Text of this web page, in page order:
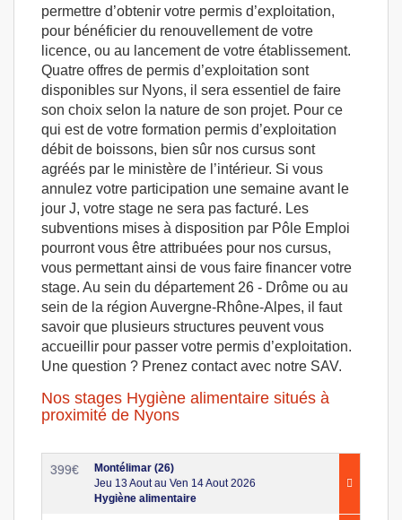
permettre d’obtenir votre permis d’exploitation,
pour bénéficier du renouvellement de votre
licence, ou au lancement de votre établissement.
Quatre offres de permis d’exploitation sont
disponibles sur Nyons, il sera essentiel de faire
son choix selon la nature de son projet. Pour ce
qui est de votre formation permis d’exploitation
débit de boissons, bien sûr nos cursus sont
agréés par le ministère de l’intérieur. Si vous
annulez votre participation une semaine avant le
jour J, votre stage ne sera pas facturé. Les
subventions mises à disposition par Pôle Emploi
pourront vous être attribuées pour nos cursus,
vous permettant ainsi de vous faire financer votre
stage. Au sein du département 26 - Drôme ou au
sein de la région Auvergne-Rhône-Alpes, il faut
savoir que plusieurs structures peuvent vous
accueillir pour passer votre permis d’exploitation.
Une question ? Prenez contact avec notre SAV.
Nos stages Hygiène alimentaire situés à
proximité de Nyons
399€
Montélimar (26)
Jeu 13 Aout au Ven 14 Aout 2026
Hygiène alimentaire